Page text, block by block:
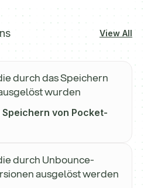
View All
durch das Speichern
wurden
von Pocket-
durch Unbounce-
ausgelöst werden